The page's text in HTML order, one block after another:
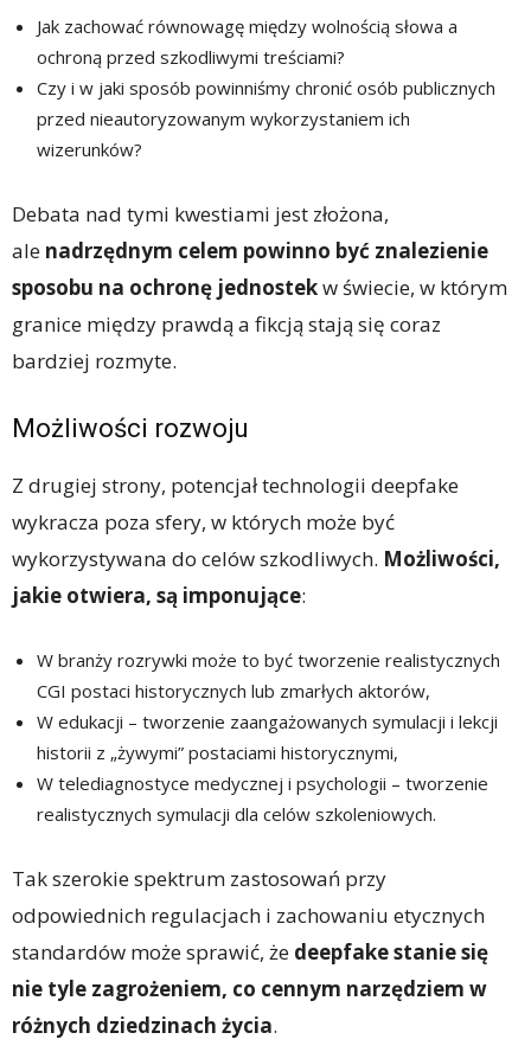
Jak zachować równowagę między wolnością słowa a
ochroną przed szkodliwymi treściami?
Czy i w jaki sposób powinniśmy chronić osób publicznych
przed nieautoryzowanym wykorzystaniem ich
wizerunków?
Debata nad tymi kwestiami jest złożona,
ale nadrzędnym celem powinno być znalezienie
sposobu na ochronę jednostekw świecie, w którym
granice między prawdą a fikcją stają się coraz
bardziej rozmyte.
Możliwości rozwoju
Z drugiej strony, potencjał technologii deepfake
wykracza poza sfery, w których może być
wykorzystywana do celów szkodliwych. Możliwości,
jakie otwiera, są imponujące:
W branży rozrywki może to być tworzenie realistycznych
CGI postaci historycznych lub zmarłych aktorów,
W edukacji – tworzenie zaangażowanych symulacji i lekcji
historii z „żywymi” postaciami historycznymi,
W telediagnostyce medycznej i psychologii – tworzenie
realistycznych symulacji dla celów szkoleniowych.
Tak szerokie spektrum zastosowań przy
odpowiednich regulacjach i zachowaniu etycznych
standardów może sprawić, że deepfake stanie się
nie tyle zagrożeniem, co cennym narzędziem w
różnych dziedzinach życia.